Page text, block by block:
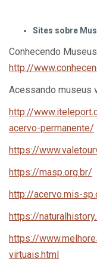
Sites sobre
Conhecendo
http://
Acessando museus
http://
acervo-permanente/
https://
https://masp.org.br/
http://acervo.mis-
https://
https://
virtuais.html